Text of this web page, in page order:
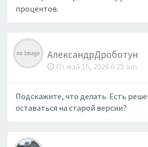
процентов.
АлександрДроботун
Пт май 15, 2026 6:25 am
Подскажите, что делать. Есть
оставаться на старой версии?